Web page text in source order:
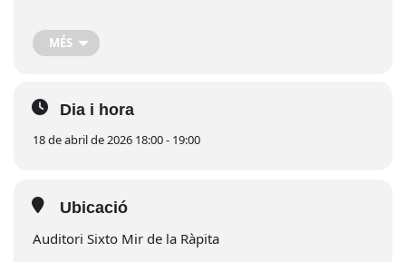
Les entrades ja es poden adquirir en línia a través de la
plataforma Notikumi:
MÉS
Dia i hora
18 de abril de 2026 18:00 - 19:00
Ubicació
Auditori Sixto Mir de la Ràpita